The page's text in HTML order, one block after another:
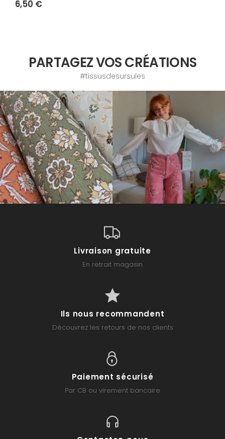
6,50 €
PARTAGEZ VOS CRÉATIONS
#tissusdesursules
Livraison gratuite
En retrait magasin
Ils nous recommandent
Découvrez les retours de nos clients
Paiement sécurisé
Par CB ou virement bancaire